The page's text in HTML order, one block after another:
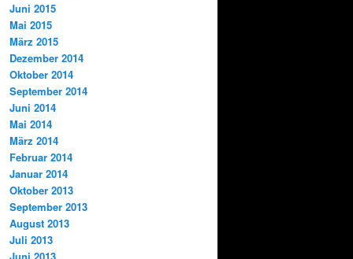
Juni 2015
Mai 2015
März 2015
Dezember 2014
Oktober 2014
September 2014
Juni 2014
Mai 2014
März 2014
Februar 2014
Januar 2014
Oktober 2013
September 2013
August 2013
Juli 2013
Juni 2013